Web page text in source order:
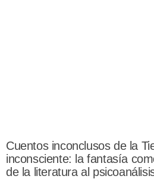
Cuentos inconclusos de la
inconsciente: la fantasía
de la literatura al